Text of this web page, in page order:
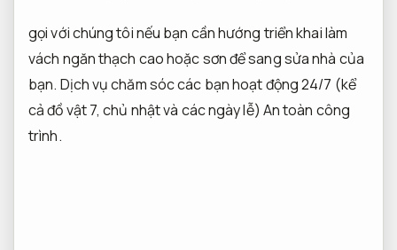
gọi với chúng tôi nếu bạn cần hướng triển khai làm
vách ngăn thạch cao hoặc sơn để sang sửa nhà của
bạn. Dịch vụ chăm sóc các bạn hoạt động 24/7 (kể
cả đồ vật 7, chủ nhật và các ngày lễ) An toàn công
trình.